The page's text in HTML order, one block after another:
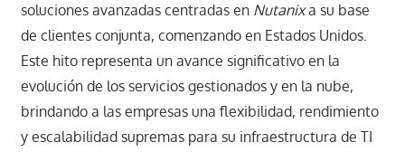
soluciones avanzadas centradas en Nutanixa su base
de clientes conjunta, comenzando en Estados Unidos.
Este hito representa un avance significativo en la
evolución de los servicios gestionados y en la nube,
brindando a las empresas una flexibilidad, rendimiento
y escalabilidad supremas para su infraestructura de TI